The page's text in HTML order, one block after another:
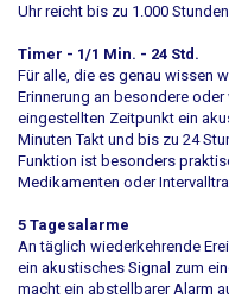
Uhr reicht bis zu 1.000
Timer - 1/1 Min. - 24 Std.
Für alle, die es genau wissen
Erinnerung an besondere
eingestellten Zeitpunkt ein
Minuten Takt und bis zu 24
Funktion ist besonders
Medikamenten oder
5 Tagesalarme
An täglich wiederkehrende
ein akustisches Signal zum
macht ein abstellbarer Alarm